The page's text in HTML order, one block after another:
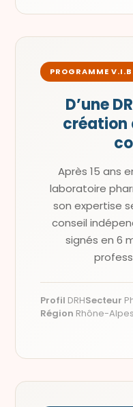
PROGRAMME
D’une
création
Après 15 ans
laboratoire
son expertise
conseil
signés en 6
Profil DRHSecteur
Région Rhône-Alpes